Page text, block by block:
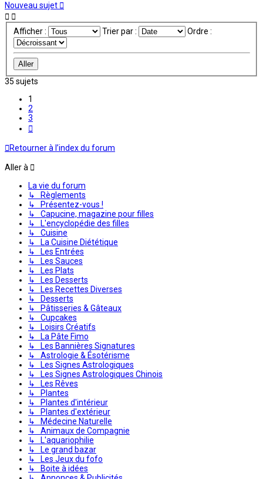
Nouveau sujet
Afficher : Trier par : Ordre :
35 sujets
1
2
3
Retourner à l’index du forum
Aller à
La vie du forum
↳ Règlements
↳ Présentez-vous !
↳ Capucine, magazine pour filles
↳ L'encyclopédie des filles
↳ Cuisine
↳ La Cuisine Diététique
↳ Les Entrées
↳ Les Sauces
↳ Les Plats
↳ Les Desserts
↳ Les Recettes Diverses
↳ Desserts
↳ Pâtisseries & Gâteaux
↳ Cupcakes
↳ Loisirs Créatifs
↳ La Pâte Fimo
↳ Les Bannières Signatures
↳ Astrologie & Ésotérisme
↳ Les Signes Astrologiques
↳ Les Signes Astrologiques Chinois
↳ Les Rêves
↳ Plantes
↳ Plantes d'intérieur
↳ Plantes d'extérieur
↳ Médecine Naturelle
↳ Animaux de Compagnie
↳ L'aquariophilie
↳ Le grand bazar
↳ Les Jeux du fofo
↳ Boite à idées